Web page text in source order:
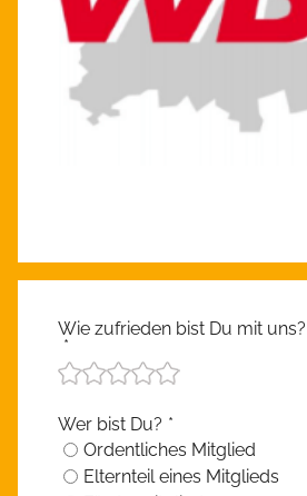
Wie zufrieden bist Du mit uns?
*
Wer bist Du? *
Ordentliches Mitglied
Elternteil eines Mitglieds